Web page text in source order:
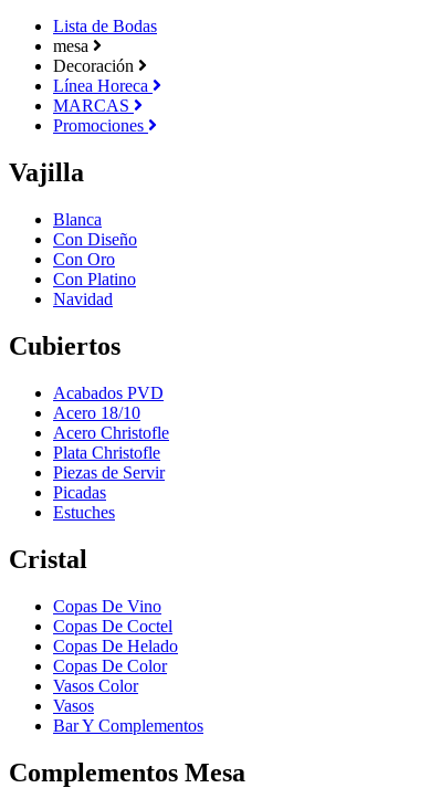
Lista de Bodas
mesa
Decoración
Línea Horeca
MARCAS
Promociones
Vajilla
Blanca
Con Diseño
Con Oro
Con Platino
Navidad
Cubiertos
Acabados PVD
Acero 18/10
Acero Christofle
Plata Christofle
Piezas de Servir
Picadas
Estuches
Cristal
Copas De Vino
Copas De Coctel
Copas De Helado
Copas De Color
Vasos Color
Vasos
Bar Y Complementos
Complementos Mesa